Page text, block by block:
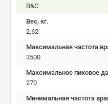
B&C
Вес, кг.
2,62
Максимальная частота
3500
Максимальное пиковое
270
Минимальная частота